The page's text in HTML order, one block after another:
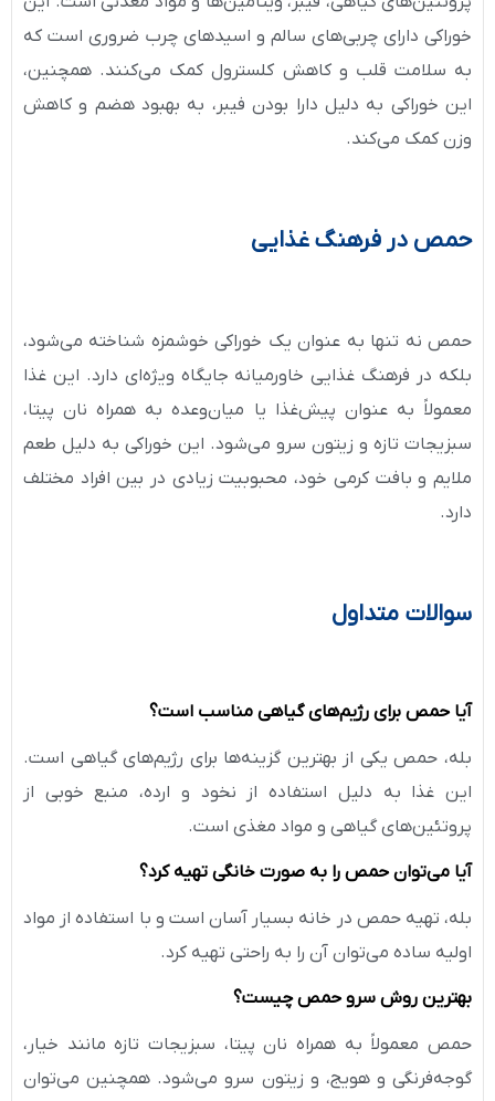
خوراکی دارای چربی‌های سالم و اسیدهای چرب ضروری است که
به سلامت قلب و کاهش کلسترول کمک می‌کنند. همچنین،
این خوراکی به دلیل دارا بودن فیبر، به بهبود هضم و کاهش
وزن کمک می‌کند.
حمص در فرهنگ غذایی
حمص نه تنها به عنوان یک خوراکی خوشمزه شناخته می‌شود،
بلکه در فرهنگ غذایی خاورمیانه جایگاه ویژه‌ای دارد. این غذا
معمولاً به عنوان پیش‌غذا یا میان‌وعده به همراه نان پیتا،
سبزیجات تازه و زیتون سرو می‌شود. این خوراکی به دلیل طعم
ملایم و بافت کرمی خود، محبوبیت زیادی در بین افراد مختلف
دارد.
سوالات متداول
آیا حمص برای رژیم‌های گیاهی مناسب است؟
بله، حمص یکی از بهترین گزینه‌ها برای رژیم‌های گیاهی است.
این غذا به دلیل استفاده از نخود و ارده، منبع خوبی از
پروتئین‌های گیاهی و مواد مغذی است.
آیا می‌توان حمص را به صورت خانگی تهیه کرد؟
بله، تهیه حمص در خانه بسیار آسان است و با استفاده از مواد
اولیه ساده می‌توان آن را به راحتی تهیه کرد.
بهترین روش سرو حمص چیست؟
حمص معمولاً به همراه نان پیتا، سبزیجات تازه مانند خیار،
گوجه‌فرنگی و هویج، و زیتون سرو می‌شود. همچنین می‌توان